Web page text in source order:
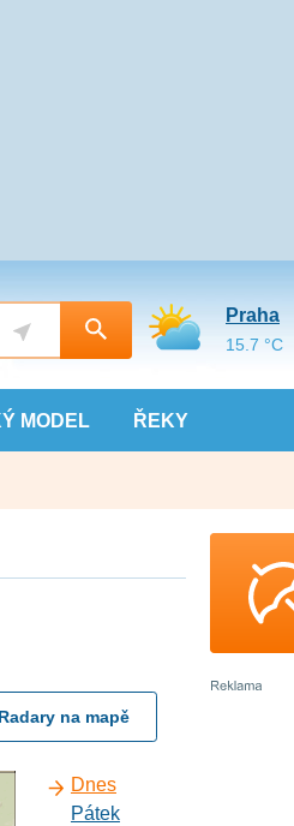
MODEL ŘEKY
Praha
15.7 °C
Radary na mapě
Dnes
Pátek